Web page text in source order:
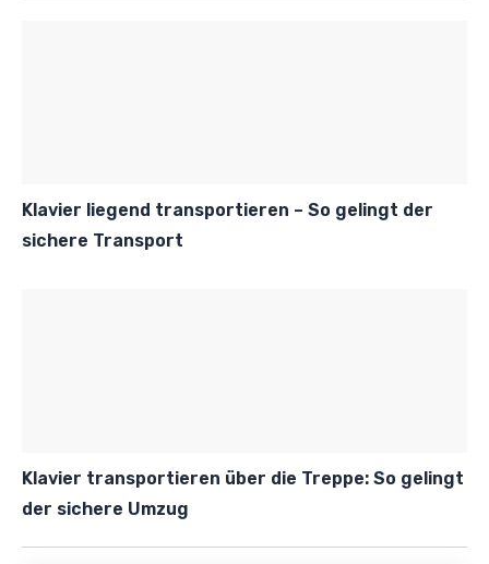
Klavier liegend transportieren – So gelingt der
sichere Transport
Klavier transportieren über die Treppe: So gelingt
der sichere Umzug